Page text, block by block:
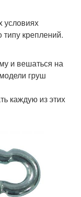
креплений.
и вешаться на
груш
каждую из этих